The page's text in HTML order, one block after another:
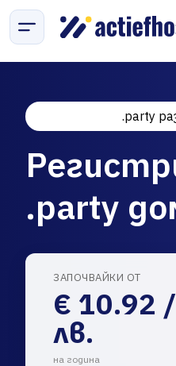
.party
.party
ЗАПОЧВАЙКИ ОТ
€ 10.92
лв.
на година